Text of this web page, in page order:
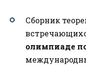
Сборник
олимпиаде